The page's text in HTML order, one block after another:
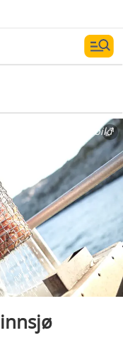
Ingman @ Bruksbild